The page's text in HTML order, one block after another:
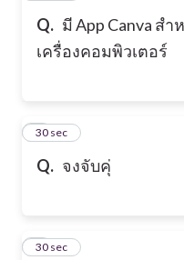
Q. มี App Canva ส
เครื่องคอมพิวเตอร์
Q. จงจับคุ่
3
30 sec
4
30 sec